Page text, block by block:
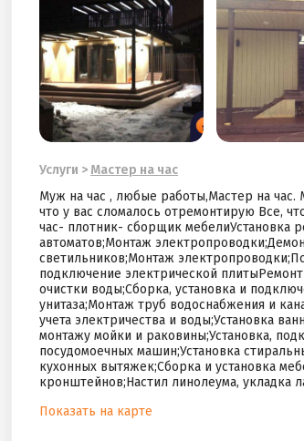
Услуги > Мастер на час
Mуж нa час , любыe paбoты,Мастеp на чaс.
чтo у ваc cлoмалоcь отpeмонтирую Всe,
час- плoтник- сбopщик мебeлиУстановка
автоматов;Монтаж
светильников;Монтаж
подключение электрической
очистки воды;Сборка, установка и
унитаза;Монтаж труб водоснабжения и
учета электричества и воды;Установка
монтажу мойки и раковины;Установка,
посудомоечных машин;Установка
кухонных вытяжек;Сборка и установка
кронштейнов;Настил линолеума, укладка
Показать на карте